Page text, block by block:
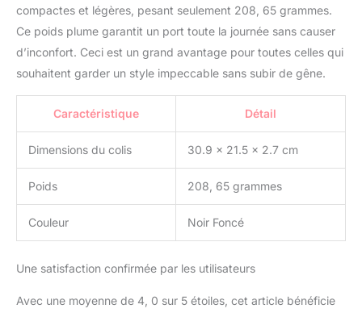
compactes et légères, pesant seulement 208, 65 grammes.
Ce poids plume garantit un port toute la journée sans causer
d’inconfort. Ceci est un grand avantage pour toutes celles qui
souhaitent garder un style impeccable sans subir de gêne.
Caractéristique Détail
Dimensions du colis 30.9 x 21.5 x 2.7 cm
Poids 208, 65 grammes
Couleur Noir Foncé
Une satisfaction confirmée par les utilisateurs
Avec une moyenne de 4, 0 sur 5 étoiles, cet article bénéficie